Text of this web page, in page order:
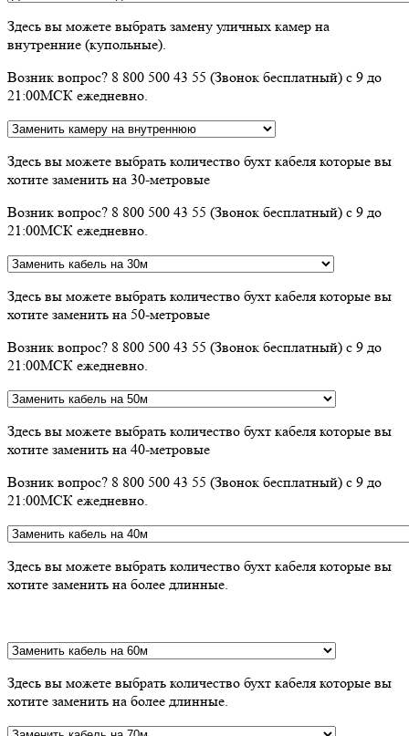
Здесь вы можете выбрать замену уличных камер на
внутренние (купольные).
Возник вопрос? 8 800 500 43 55 (Звонок бесплатный) с 9 до
21:00МСК ежедневно.
Здесь вы можете выбрать количество бухт кабеля которые вы
хотите заменить на 30-метровые
Возник вопрос? 8 800 500 43 55 (Звонок бесплатный) с 9 до
21:00МСК ежедневно.
Здесь вы можете выбрать количество бухт кабеля которые вы
хотите заменить на 50-метровые
Возник вопрос? 8 800 500 43 55 (Звонок бесплатный) с 9 до
21:00МСК ежедневно.
Здесь вы можете выбрать количество бухт кабеля которые вы
хотите заменить на 40-метровые
Возник вопрос? 8 800 500 43 55 (Звонок бесплатный) с 9 до
21:00МСК ежедневно.
Здесь вы можете выбрать количество бухт кабеля которые вы
хотите заменить на более длинные.
Здесь вы можете выбрать количество бухт кабеля которые вы
хотите заменить на более длинные.